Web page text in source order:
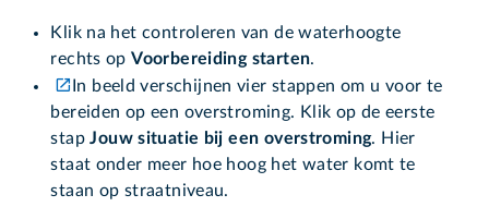
Klik na het controleren van de waterhoogte
rechts opVoorbereiding starten.
In beeld verschijnen vier stappen om u voor te
bereiden op een overstroming. Klik op de eerste
stapJouw situatie bij een overstroming. Hier
staat onder meer hoe hoog het water komt te
staan op straatniveau.